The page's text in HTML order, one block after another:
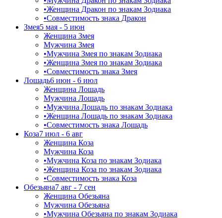
•Женщина Дракон по знакам Зодиака
•Совместимость знака Дракон
Змея5 мая - 5 июн
Женщина Змея
Мужчина Змея
•Мужчина Змея по знакам Зодиака
•Женщина Змея по знакам Зодиака
•Совместимость знака Змея
Лошадь6 июн - 6 июл
Женщина Лошадь
Мужчина Лошадь
•Мужчина Лошадь по знакам Зодиака
•Женщина Лошадь по знакам Зодиака
•Совместимость знака Лошадь
Коза7 июл - 6 авг
Женщина Коза
Мужчина Коза
•Мужчина Коза по знакам Зодиака
•Женщина Коза по знакам Зодиака
•Совместимость знака Коза
Обезьяна7 авг - 7 сен
Женщина Обезьяна
Мужчина Обезьяна
•Мужчина Обезьяна по знакам Зодиака